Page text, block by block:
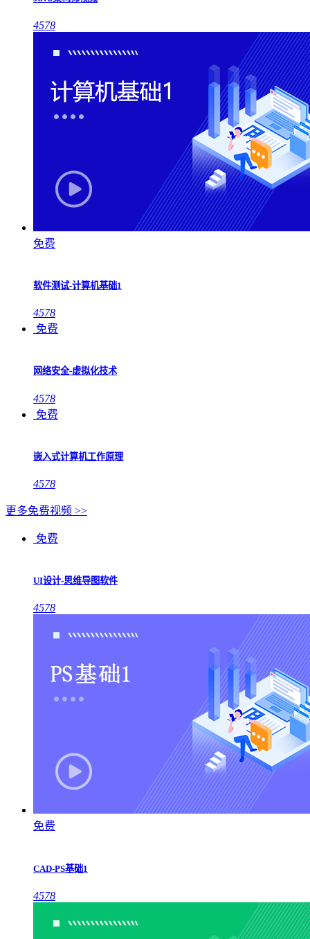
4578
免费
软件测试-计算机基础1
4578
免费
网络安全-虚拟化技术
4578
免费
嵌入式计算机工作原理
4578
更多免费视频 >>
免费
UI设计-思维导图软件
4578
免费
CAD-PS基础1
4578